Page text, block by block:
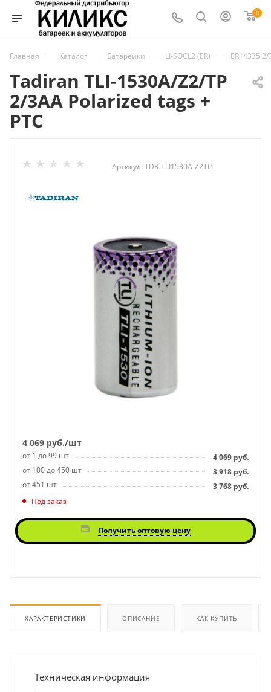
0
Главная — Каталог — Батарейки — LI-SOCL2 (ER) — ER14335 2/
Tadiran TLI-1530A/Z2/TP
2/3AA Polarized tags +
PTC
Артикул: TDR-TLI1530A-Z2TP
4 069 руб./шт
от 1 до 99 шт 4 069 руб.
от 100 до 450 шт
3 918 руб.
от 451 шт
3 768 руб.
Под заказ
Получить оптовую цену
ХАРАКТЕРИСТИКИ ОПИСАНИЕ КАК КУПИТЬ
Техническая информация